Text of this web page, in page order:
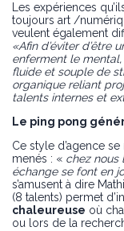
Les expériences
toujours art /
veulent également
«Afin d’éviter d’être
enferment le
fluide et souple de
organique reliant
talents internes et
Le ping pong
Ce style d’agence
menés : « chez nous
échange se font en
s’amusent à dire
(8 talents) permet
chaleureuse où
ou lors de la